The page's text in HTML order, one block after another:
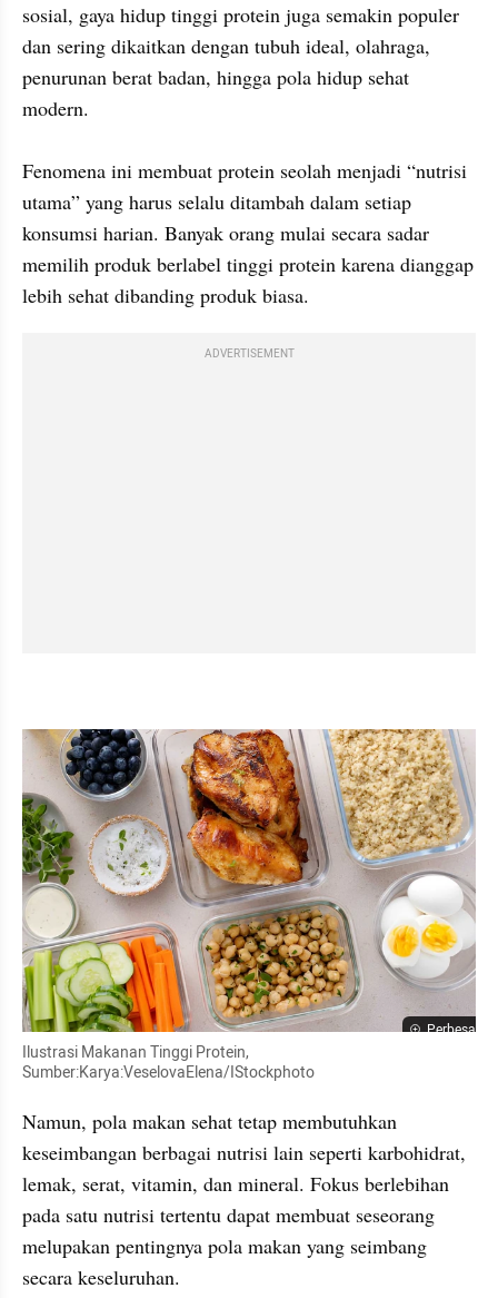
sosial, gaya hidup tinggi protein juga semakin populer
dan sering dikaitkan dengan tubuh ideal, olahraga,
penurunan berat badan, hingga pola hidup sehat
modern.
Fenomena ini membuat protein seolah menjadi “nutrisi
utama” yang harus selalu ditambah dalam setiap
konsumsi harian. Banyak orang mulai secara sadar
memilih produk berlabel tinggi protein karena dianggap
lebih sehat dibanding produk biasa.
ADVERTISEMENT
Perbesar
Ilustrasi Makanan Tinggi Protein,
Sumber:Karya:VeselovaElena/IStockphoto
Namun, pola makan sehat tetap membutuhkan
keseimbangan berbagai nutrisi lain seperti karbohidrat,
lemak, serat, vitamin, dan mineral. Fokus berlebihan
pada satu nutrisi tertentu dapat membuat seseorang
melupakan pentingnya pola makan yang seimbang
secara keseluruhan.